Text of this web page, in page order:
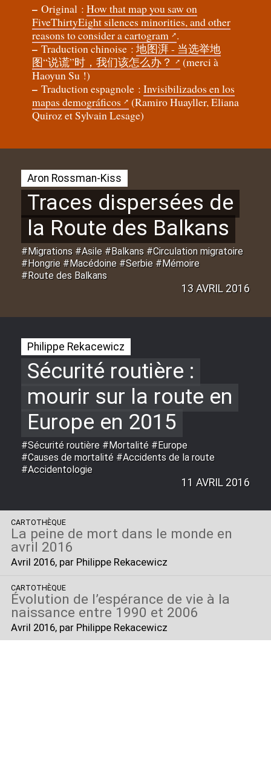
–Original : How that map you saw on
FiveThirtyEight silences minorities, and other
reasons to consider a cartogram .
–Traduction chinoise : 地图湃 - 当选举地
图“说谎”时，我们该怎么办？
(merci à
Haoyun Su !)
–Traduction espagnole : Invisibilizados en los
mapas demográficos
(Ramiro Huayller, Eliana
Quiroz et Sylvain Lesage)
Aron Rossman-Kiss
Traces dispersées de
la Route des Balkans
#Migrations #Asile #Balkans #Circulation migratoire
#Hongrie #Macédoine #Serbie #Mémoire
#Route des Balkans
13 AVRIL 2016
Philippe Rekacewicz
Sécurité routière :
mourir sur la route en
Europe en 2015
#Sécurité routière #Mortalité #Europe
#Causes de mortalité #Accidents de la route
#Accidentologie
11 AVRIL 2016
CARTOTHÈQUE
La peine de mort dans le monde en
avril 2016
Avril 2016, par Philippe Rekacewicz
CARTOTHÈQUE
Évolution de l’espérance de vie à la
naissance entre 1990 et 2006
Avril 2016, par Philippe Rekacewicz